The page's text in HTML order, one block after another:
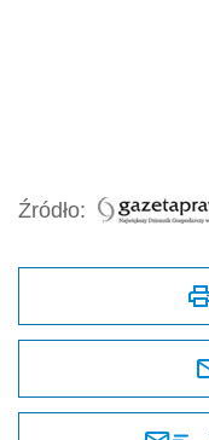
Źródło: